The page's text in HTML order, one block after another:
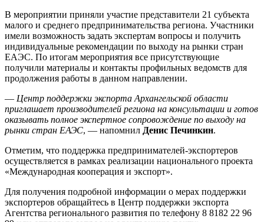
В мероприятии приняли участие представители 21 субъекта
малого и среднего предпринимательства региона. Участники
имели возможность задать экспертам вопросы и получить
индивидуальные рекомендации по выходу на рынки стран
ЕАЭС. По итогам мероприятия все присутствующие
получили материалы и контакты профильных ведомств для
продолжения работы в данном направлении.
— Центр поддержки экспорта Архангельской области
приглашает производителей региона на консультации и готов
оказывать полное экспертное сопровождение по выходу на
рынки стран ЕАЭС, — напомнил Денис Печинкин.
Отметим, что поддержка предпринимателей-экспортеров
осуществляется в рамках реализации национального проекта
«Международная кооперация и экспорт».
Для получения подробной информации о мерах поддержки
экспортеров обращайтесь в Центр поддержки экспорта
Агентства регионального развития по телефону 8 8182 22 96